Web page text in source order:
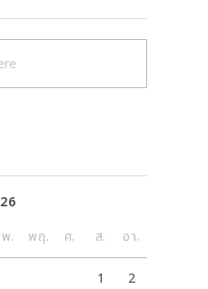
พ. พฤ. ศ. ส. อา.
1
2